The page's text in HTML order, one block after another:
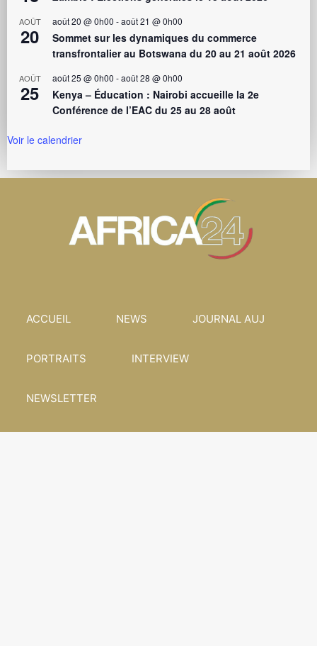
AOÛT
20
août 20 @ 0h00 -août 21 @ 0h00
Sommet sur les dynamiques du commerce
transfrontalier au Botswana du 20 au 21 août 2026
AOÛT
25
août 25 @ 0h00 -août 28 @ 0h00
Kenya – Éducation : Nairobi accueille la 2e
Conférence de l’EAC du 25 au 28 août
Voir le calendrier
ACCUEIL NEWS JOURNAL AUJ
PORTRAITS INTERVIEW
NEWSLETTER